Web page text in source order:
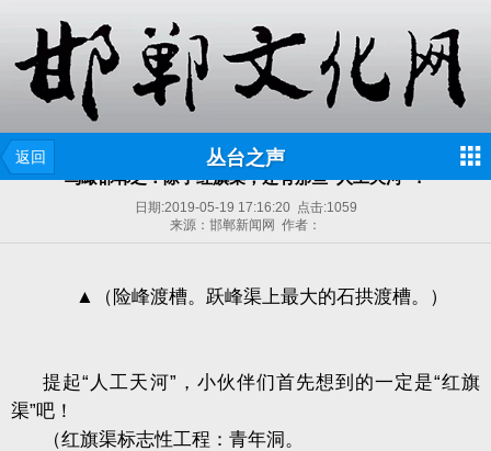
返回 丛台之声
鸟瞰邯郸之：除了红旗渠，还有那些“人工天河”？
日期:2019-05-19 17:16:20点击:1059
来源：邯郸新闻网 作者：
▲（险峰渡槽。跃峰渠上最大的石拱渡槽。）
提起“人工天河”，小伙伴们首先想到的一定是“红旗
渠”吧！
（红旗渠标志性工程：青年洞。